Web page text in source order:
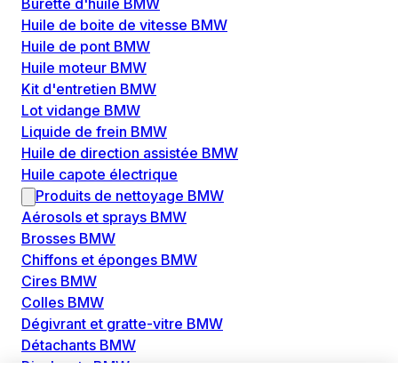
Burette d'huile BMW
Huile de boite de vitesse BMW
Huile de pont BMW
Huile moteur BMW
Kit d'entretien BMW
Lot vidange BMW
Liquide de frein BMW
Huile de direction assistée BMW
Huile capote électrique
Produits de nettoyage BMW
Aérosols et sprays BMW
Brosses BMW
Chiffons et éponges BMW
Cires BMW
Colles BMW
Dégivrant et gratte-vitre BMW
Détachants BMW
Disolvants BMW